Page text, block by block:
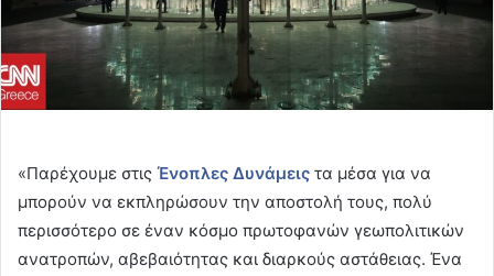
«Παρέχουμε στις Ένοπλες Δυνάμεις τα μέσα για να
μπορούν να εκπληρώσουν την αποστολή τους, πολύ
περισσότερο σε έναν κόσμο πρωτοφανών γεωπολιτικών
ανατροπών, αβεβαιότητας και διαρκούς αστάθειας. Ένα